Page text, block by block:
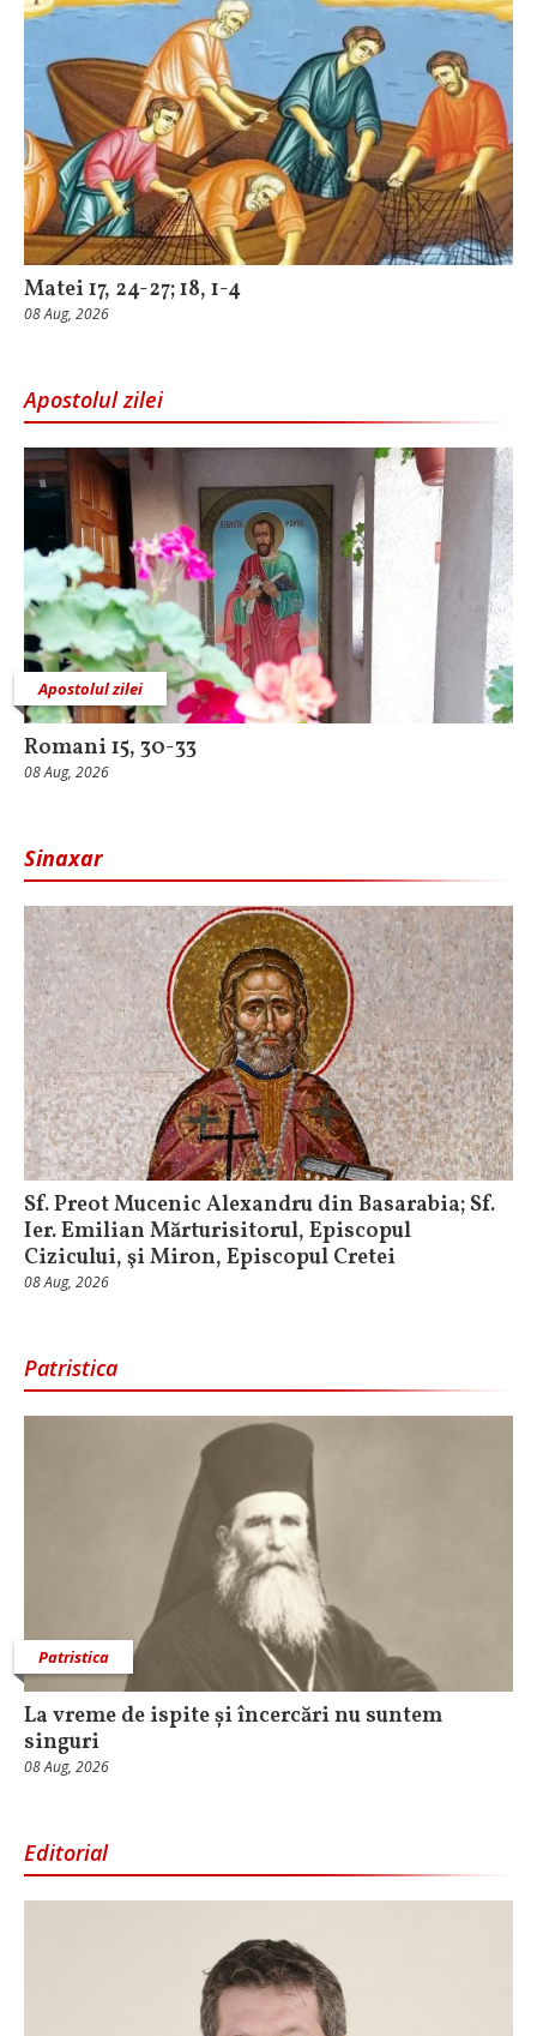
Matei 17, 24-27; 18, 1-4
08 Aug, 2026
Apostolul zilei
Apostolul zilei
Romani 15, 30-33
08 Aug, 2026
Sinaxar
Sf. Preot Mucenic Alexandru din Basarabia; Sf.
Ier. Emilian Mărturisitorul, Episcopul
Cizicului, şi Miron, Episcopul Cretei
08 Aug, 2026
Patristica
Patristica
La vreme de ispite și încercări nu suntem
singuri
08 Aug, 2026
Editorial